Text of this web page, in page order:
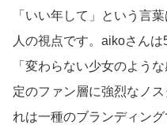
「いい年して」という言
人の視点です。aikoさん
「変わらない少女のよう
定のファン層に強烈なノ
れは一種のブランディン